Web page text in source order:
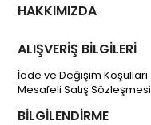
HAKKIMIZDA
ALIŞVERİŞ BİLGİLERİ
İade ve Değişim Koşulları
Mesafeli Satış Sözleşmesi
BİLGİLENDİRME